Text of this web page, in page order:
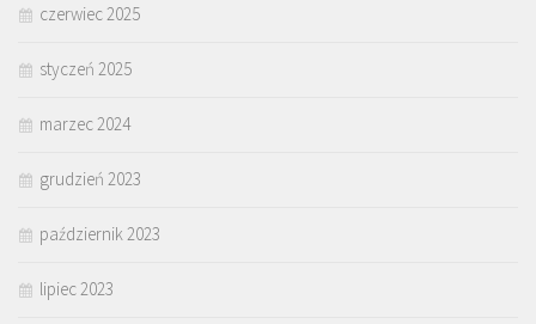
czerwiec 2025
styczeń 2025
marzec 2024
grudzień 2023
październik 2023
lipiec 2023